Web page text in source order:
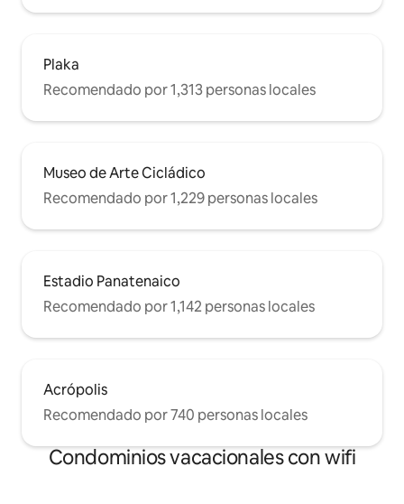
lado de la entrada del edificio. Hay taxis
edificio. Se puede reservar un servicio
una tarifa adicional. Los autobuses
turísticos comienzan sus rutas a 50
metros de la entrada del edificio.
Plaka
Recomendado por 1,313 personas locales
Museo de Arte Cicládico
Recomendado por 1,229 personas locales
Estadio Panatenaico
Recomendado por 1,142 personas locales
Acrópolis
Recomendado por 740 personas locales
Condominios vacacionales con wifi